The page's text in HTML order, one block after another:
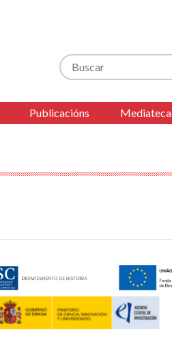
Buscar
Publicacións Mediateca